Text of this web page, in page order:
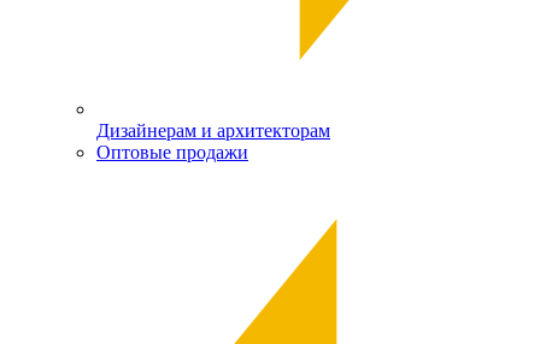
Дизайнерам и архитекторам
Оптовые продажи